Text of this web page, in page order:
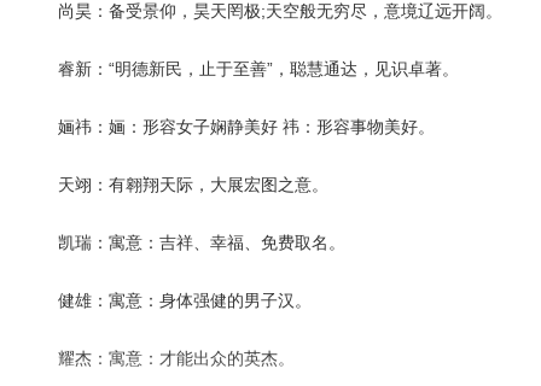
尚昊：备受景仰，昊天罔极;天空般无穷尽，意境辽远开阔。
睿新：“明德新民，止于至善”，聪慧通达，见识卓著。
婳祎：婳：形容女子娴静美好 祎：形容事物美好。
天翊：有翱翔天际，大展宏图之意。
凯瑞：寓意：吉祥、幸福、免费取名。
健雄：寓意：身体强健的男子汉。
耀杰：寓意：才能出众的英杰。